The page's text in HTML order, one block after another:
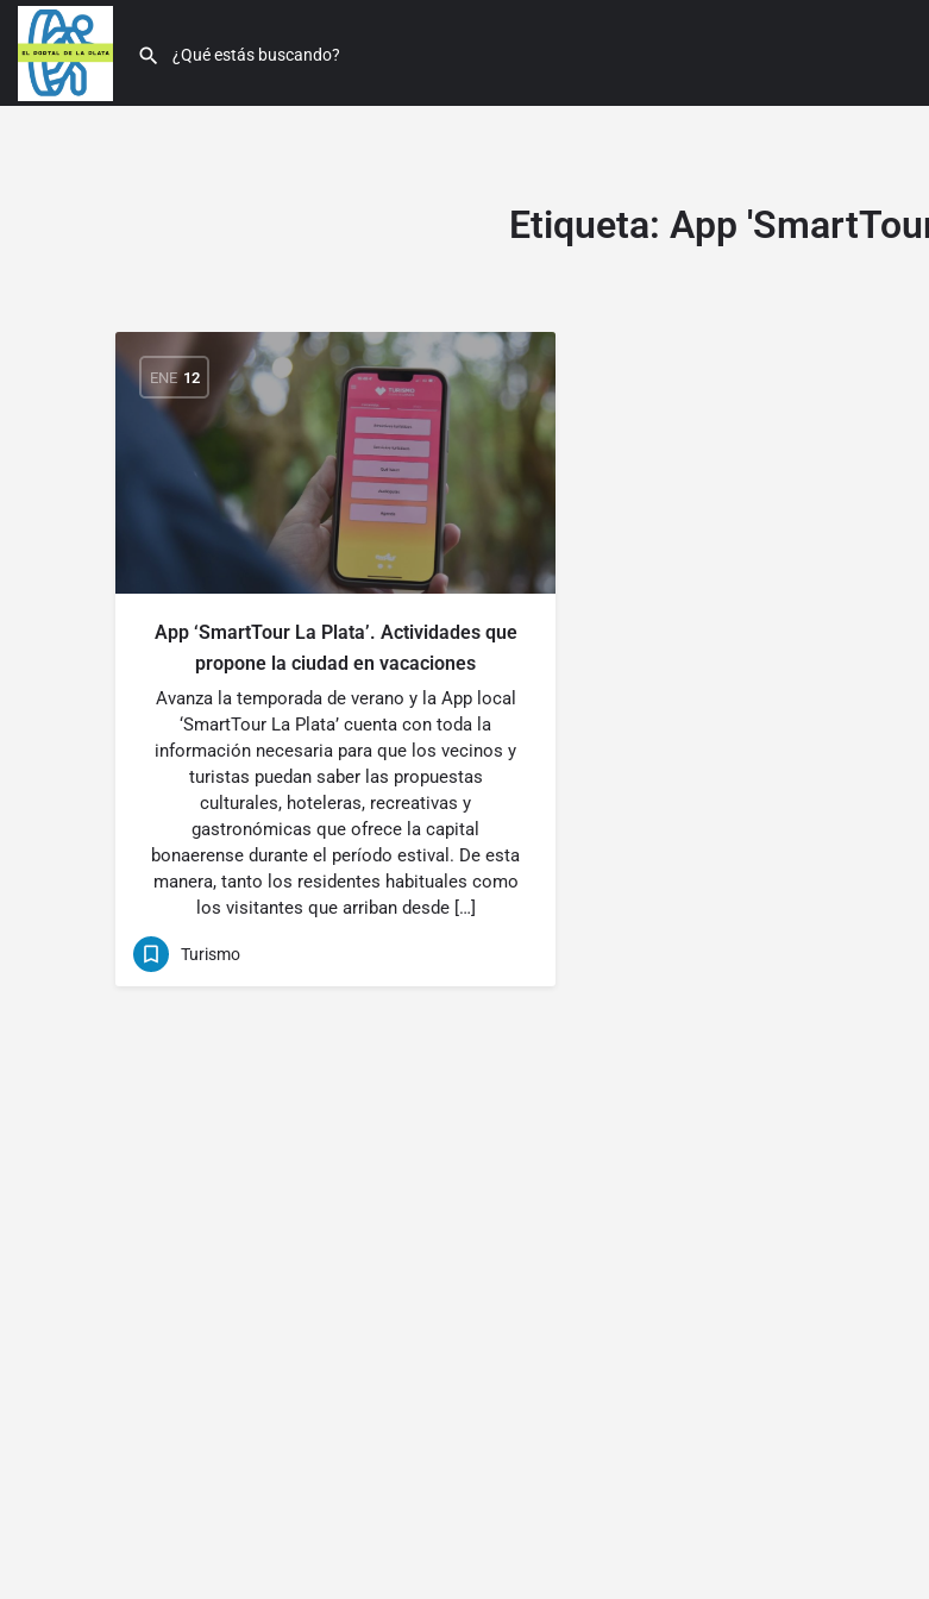
Etiqueta: App
ENE 12
App ‘SmartTour La Plata’. Actividades que
propone la ciudad en vacaciones
Avanza la temporada de verano y la App local
‘SmartTour La Plata’ cuenta con toda la
información necesaria para que los vecinos y
turistas puedan saber las propuestas
culturales, hoteleras, recreativas y
gastronómicas que ofrece la capital
bonaerense durante el período estival. De esta
manera, tanto los residentes habituales como
los visitantes que arriban desde […]
Turismo